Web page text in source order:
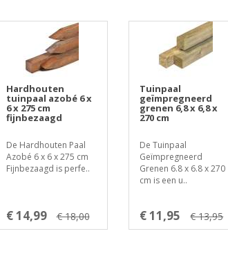
Hardhouten
tuinpaal azobé 6 x
6 x 275 cm
fijnbezaagd
De Hardhouten Paal
Azobé 6 x 6 x 275 cm
Fijnbezaagd is perfe..
€ 14,99 € 18,00
Tuinpaal
geïmpregneerd
grenen 6,8 x 6,8 x
270 cm
De Tuinpaal
Geïmpregneerd
Grenen 6.8 x 6.8 x 270
cm is een u..
€ 11,95 € 13,95